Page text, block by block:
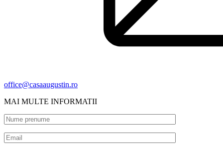
office@casaaugustin.ro
MAI MULTE INFORMATII